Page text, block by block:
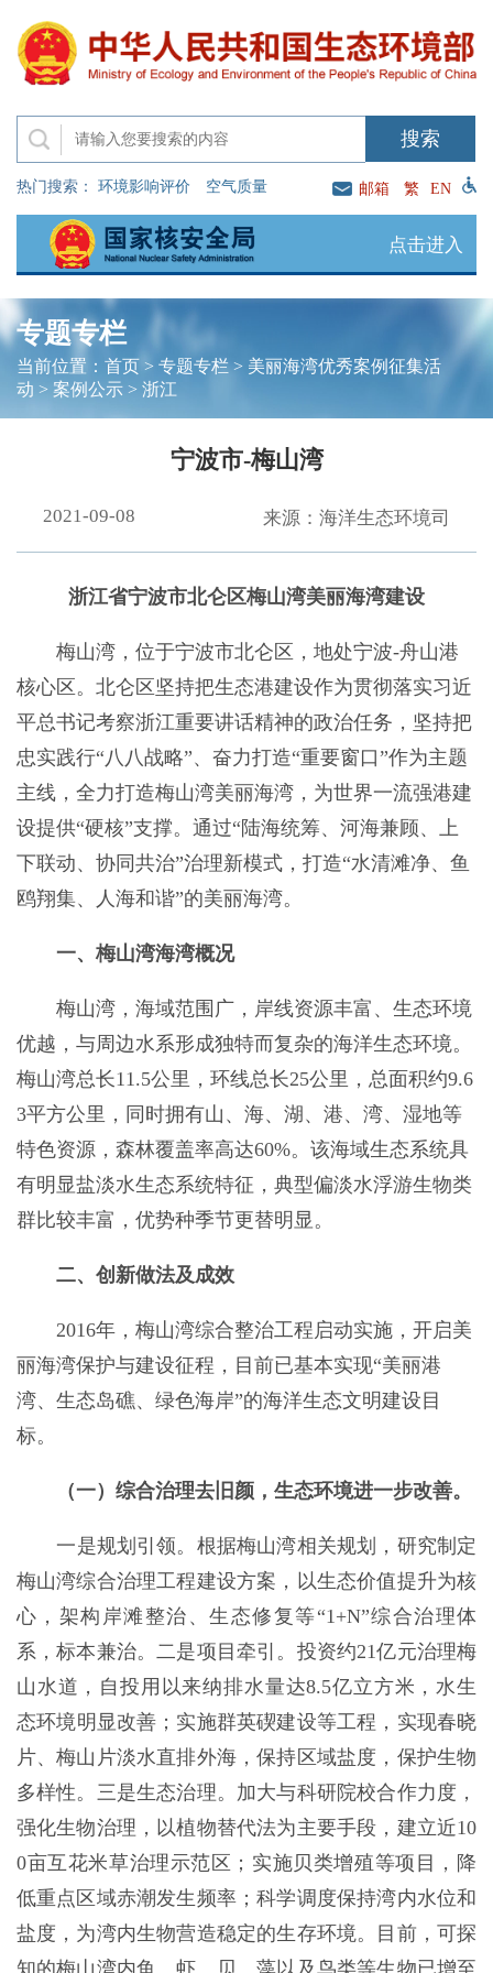
热门搜索： 环境影响评价 空气质量 邮箱 繁 EN
点击进入
专题专栏
当前位置： 首页> 专题专栏> 美丽海湾优秀案例征集活
动 > 案例公示> 浙江
宁波市-梅山湾
2021-09-08 来源：海洋生态环境司
浙江省宁波市北仑区梅山湾美丽海湾建设
梅山湾，位于宁波市北仑区，地处宁波-舟山港
核心区。北仑区坚持把生态港建设作为贯彻落实习近
平总书记考察浙江重要讲话精神的政治任务，坚持把
忠实践行“八八战略”、奋力打造“重要窗口”作为主题
主线，全力打造梅山湾美丽海湾，为世界一流强港建
设提供“硬核”支撑。通过“陆海统筹、河海兼顾、上
下联动、协同共治”治理新模式，打造“水清滩净、鱼
鸥翔集、人海和谐”的美丽海湾。
一、梅山湾海湾概况
梅山湾，海域范围广，岸线资源丰富、生态环境
优越，与周边水系形成独特而复杂的海洋生态环境。
梅山湾总长11.5公里，环线总长25公里，总面积约9.6
3平方公里，同时拥有山、海、湖、港、湾、湿地等
特色资源，森林覆盖率高达60%。该海域生态系统具
有明显盐淡水生态系统特征，典型偏淡水浮游生物类
群比较丰富，优势种季节更替明显。
二、 创新做法及成效
2016年，梅山湾综合整治工程启动实施，开启美
丽海湾保护与建设征程，目前已基本实现“美丽港
湾、生态岛礁、绿色海岸”的海洋生态文明建设目
标。
（一）综合治理去旧颜，生态环境进一步改善。
一是规划引领。 根据梅山湾相关规划，研究制定
梅山湾综合治理工程建设方案，以生态价值提升为核
心，架构岸滩整治、生态修复等“1+N”综合治理体
系，标本兼治。 二是项目牵引。 投资约21亿元治理梅
山水道，自投用 以来纳排水量达8.5亿立方米，水生
态环境明显改善；实施群英碶建设等工程，实现春晓
片、梅山片淡水直排外海，保持区域盐度，保护生物
多样性。 三是生态治理。 加大与科研院校合作力度，
强化生物治理，以植物替代法为主要手段，建立近10
0亩互花米草治理示范区；实施贝类增殖等项目，降
低重点区域赤潮发生频率；科学调度保持湾内水位和
盐度，为湾内生物营造稳定的生存环境。目前，可探
知的梅山湾内鱼、虾、贝、藻以及鸟类等生物已增至